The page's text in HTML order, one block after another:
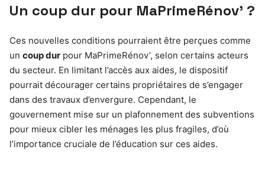
Un coup dur pour MaPrimeRénov’ ?
Ces nouvelles conditions pourraient être perçues comme
un coup dur pour MaPrimeRénov’, selon certains acteurs
du secteur. En limitant l’accès aux aides, le dispositif
pourrait décourager certains propriétaires de s’engager
dans des travaux d’envergure. Cependant, le
gouvernement mise sur un plafonnement des subventions
pour mieux cibler les ménages les plus fragiles, d’où
l’importance cruciale de l’éducation sur ces aides.